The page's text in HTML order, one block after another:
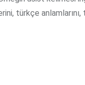
türkçe anlamlarını,